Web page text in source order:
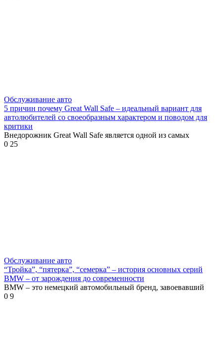
Обслуживание авто
5 причин почему Great Wall Safe – идеальный вариант для
автолюбителей со своеобразным характером и поводом для
критики
Внедорожник Great Wall Safe является одной из самых
0 25
Обслуживание авто
“Тройка”, “пятерка”, “семерка” – история основных серий
BMW – от зарождения до современности
BMW – это немецкий автомобильный бренд, завоевавший
0 9